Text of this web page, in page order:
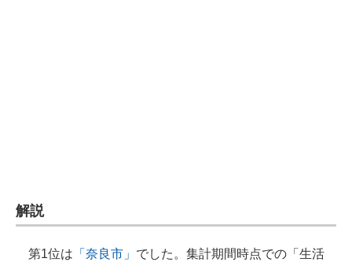
建設×テクノロジーの最前線
ちょっと気になるネットの話題
解説
第1位は 「奈良市」 でした。集計期間時点での「生活